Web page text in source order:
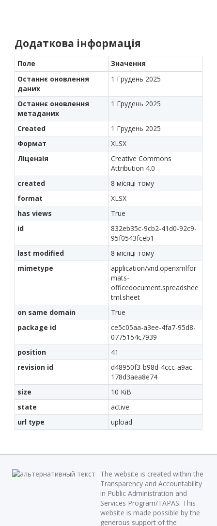
Додаткова інформація
Поле
Значення
Останнє оновлення
даних
1 Грудень 2025
Останнє оновлення
метаданих
1 Грудень 2025
Created
1 Грудень 2025
Формат
XLSX
Ліцензія
Creative Commons
Attribution 4.0
created
8 місяці тому
format
XLSX
has views
True
id
832eb35c-9cb2-41d0-92c9-
95f0543fceb1
last modified
8 місяці тому
mimetype
application/vnd.openxmlfor
mats-
officedocument.spreadshee
tml.sheet
on same domain
True
package id
ce5c05aa-a3ee-4fa7-95d8-
0775154c7939
position
41
revision id
d48950f3-b98d-4ccc-a9ac-
178d3aea8e74
size
10 KiB
state
active
url type
upload
The website is created within the
Transparency and Accountability
in Public Administration and
Services Program/TAPAS. This
website is made possible by the
generous support of the